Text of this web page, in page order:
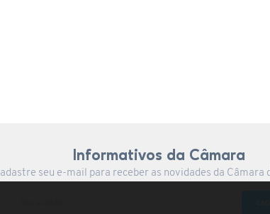
Informativos da Câmara
seu e-mail para receber as novidades da Câmara